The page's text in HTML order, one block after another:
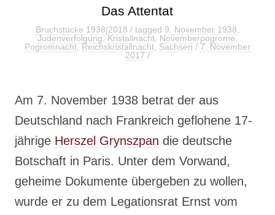
Das Attentat
Bruchstücke 1938|2018 / tagged 9. November 1938,
Judenverfolgung,Kristallnacht, Novemberpogrome,
Pogromnacht,Reichskristallnacht, Sachsen/7. November
2017/
Am 7. November 1938 betrat der aus
Deutschland nach Frankreich geflohene 17-
jährige Herszel Grynszpan die deutsche
Botschaft in Paris. Unter dem Vorwand,
geheime Dokumente übergeben zu wollen,
wurde er zu dem Legationsrat Ernst vom